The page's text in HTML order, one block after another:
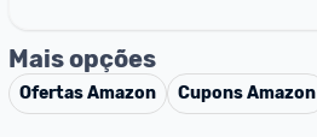
Mais opções
OfertasAmazon CuponsAmazon